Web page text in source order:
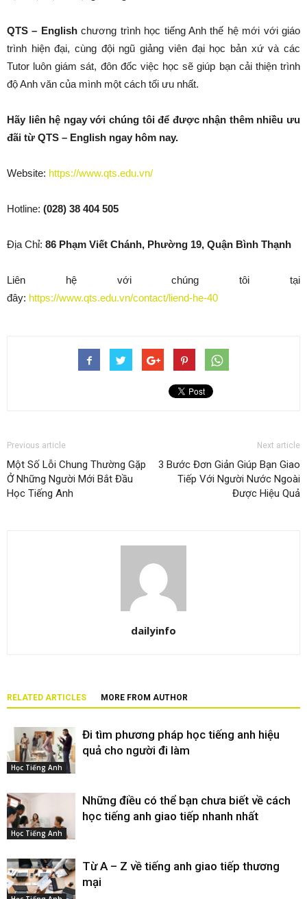
QTS – Englishchương trình học tiếng Anh thế hệ mới với giáo
trình hiện đại, cùng đội ngũ giảng viên đại học bản xứ và các
Tutor luôn giám sát, đôn đốc việc học sẽ giúp bạn cải thiện trình
độ Anh văn của mình một cách tối ưu nhất.
Hãy liên hệ ngay với chúng tôi để được nhận thêm nhiều ưu
đãi từ QTS – English ngay hôm nay.
Website: https://www.qts.edu.vn/
Hotline: (028) 38 404 505
Địa Chỉ: 86 Phạm Viết Chánh, Phường 19, Quận Bình Thạnh
Liên hệ với chúng tôi tại
đây: https://www.qts.edu.vn/contact/liend-he-40
Previous article
Một Số Lỗi Chung Thường Gặp
Ở Những Người Mới Bắt Đầu
Học Tiếng Anh
Next article
3 Bước Đơn Giản Giúp Bạn Giao
Tiếp Với Người Nước Ngoài
Được Hiệu Quả
dailyinfo
RELATED ARTICLES MORE FROM AUTHOR
Học Tiếng Anh
Đi tìm phương pháp học tiếng anh hiệu
quả cho người đi làm
Học Tiếng Anh
Những điều có thể bạn chưa biết về cách
học tiếng anh giao tiếp nhanh nhất
Từ A – Z về tiếng anh giao tiếp thương
mại